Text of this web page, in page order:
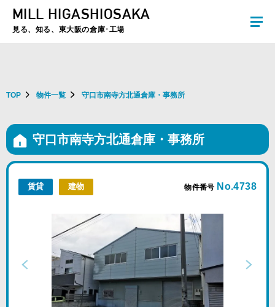
夏季休暇のお知らせ：2026年8月8日(土)～8月16日(日)まで休業とさせていた
MILL HIGASHIOSAKA
見る、知る、東大阪の倉庫･工場
TOP 物件一覧 守口市南寺方北通倉庫・事務所
守口市南寺方北通倉庫・事務所
賃貸 建物 物件番号 No.4738